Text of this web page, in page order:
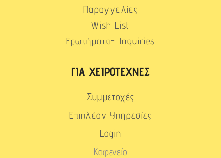
Παραγγελίες
Wish List
Ερωτήματα- Inquiries
ΓΙΑ ΧΕΙΡΟΤΈΧΝΕΣ
Συμμετοχές
Επιπλέον Υπηρεσίες
Login
Καφενείο